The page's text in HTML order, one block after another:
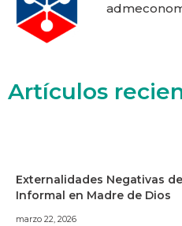
Artículos
Externalidades Negativas
Informal en Madre de Dios
marzo 22, 2026